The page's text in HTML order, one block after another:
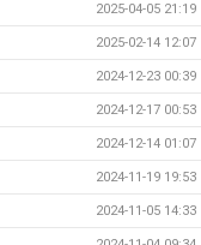
2025-04-05 21:19
2025-02-14 12:07
2024-12-23 00:39
2024-12-17 00:53
2024-12-14 01:07
2024-11-19 19:53
2024-11-05 14:33